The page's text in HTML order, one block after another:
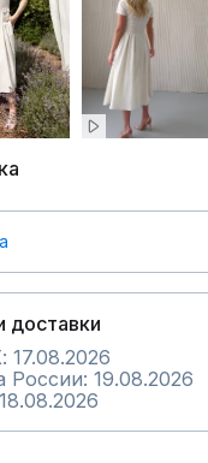
доставки
России: 19.08.2026